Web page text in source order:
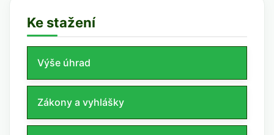
Ke stažení
Výše úhrad
Zákony a vyhlášky